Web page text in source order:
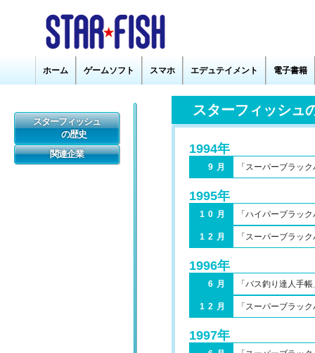
スターフィッシュ
1994年
9月 「スーパーブラッ
1995年
10月 「ハイパーブラッ
12月 「スーパーブラッ
1996年
6月 「バス釣り達人手
12月 「スーパーブラッ
1997年